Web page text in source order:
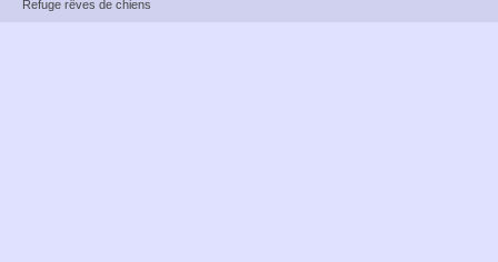
Refuge rêves de chiens